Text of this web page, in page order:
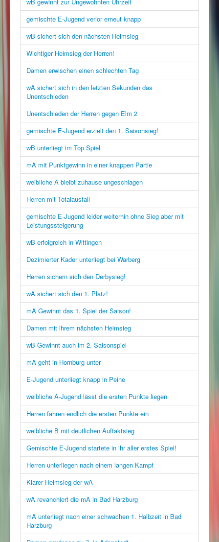
wB gewinnt zur Ungewohnten Uhrzeit
gemischte E-Jugend verlor erneut knapp
wB sichert sich den nächsten Heimsieg
Wichtiger Heimsieg der Herren!
Damen erwischen einen schlechten Tag
wA sichert sich in den letzten Sekunden das
Unentschieden
Unentschieden der Herren gegen Elm 2
gemischte E-Jugend erzielt den 1. Saisonsieg!
wB unterliegt im Top Spiel
mA mit Punktgewinn in einer knappen Partie
weibliche A bleibt zuhause ungeschlagen
Herren mit Totalausfall
gemischte E-Jugend leider weiterhin ohne Sieg aber mit
Leistungssteigerung
wB erfolgreich in Wittingen
Dezimierter Kader unterliegt bei Warberg
Herren sichern sich den Derbysieg!
wA sichert sich den 1. Platz!
mA Gewinnt das 1. Spiel der Saison!
Damen mit ihrem nächsten Heimsieg
wB Gewinnt auch im 2. Saisonspiel
mA geht in Hornburg unter
E-Jugend unterliegt knapp in Peine
weibliche A-Jugend lässt die ersten Punkte liegen
Herren fahren endlich die ersten Punkte ein
weibliche B mit deutlichen Auftaktsieg
Gemischte E-Jugend startete in ihr aller erstes Spiel!
Herren unterliegen nach einem langen Kampf
Klarer Heimsieg der wA
wA revanchiert die mA in Bad Harzburg
mA unterliegt nach einer schwachen 1. Halbzeit in Bad
Harzburg